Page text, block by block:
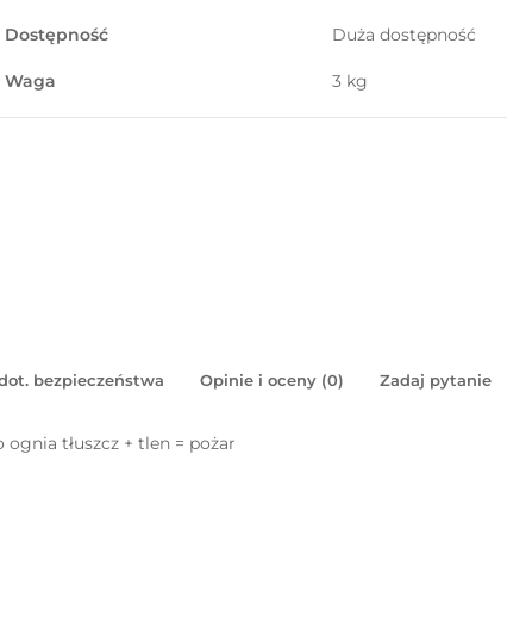
Dostępność Duża dostępność
Waga 3 kg
bezpieczeństwa Opinie i oceny (0) Zadaj pytanie
tłuszcz + tlen = pożar